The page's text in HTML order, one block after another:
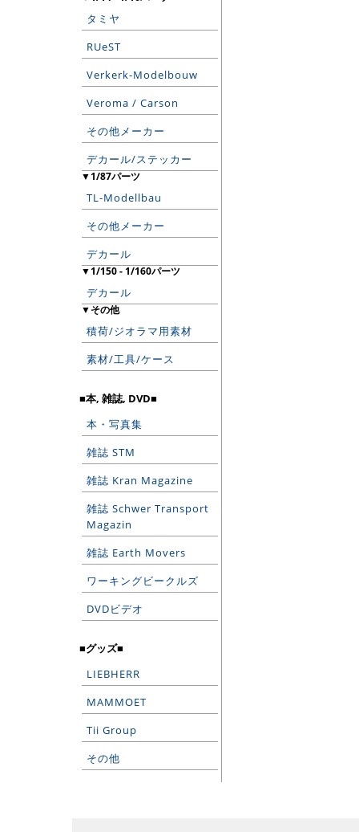
タミヤ
RUeST
Verkerk-Modelbouw
Veroma / Carson
その他メーカー
デカール/ステッカー
▼1/87パーツ
TL-Modellbau
その他メーカー
デカール
▼1/150 - 1/160パーツ
デカール
▼その他
積荷/ジオラマ用素材
素材/工具/ケース
■本, 雑誌, DVD■
本・写真集
雑誌 STM
雑誌 Kran Magazine
雑誌 Schwer Transport
Magazin
雑誌 Earth Movers
ワーキングビークルズ
DVDビデオ
■グッズ■
LIEBHERR
MAMMOET
Tii Group
その他